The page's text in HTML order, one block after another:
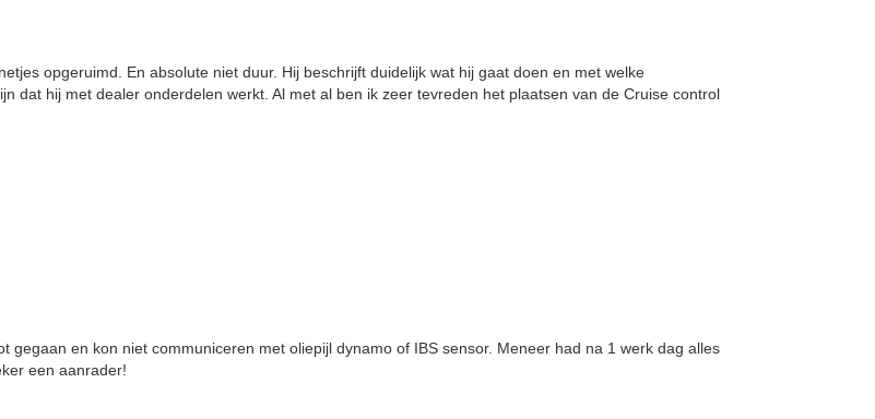
opgeruimd. En absolute niet duur. Hij beschrijft duidelijk wat hij gaat doen en met welke
dat hij met dealer onderdelen werkt. Al met al ben ik zeer tevreden het plaatsen van de Cruise control
gegaan en kon niet communiceren met oliepijl dynamo of IBS sensor. Meneer had na 1 werk dag alles
een aanrader!